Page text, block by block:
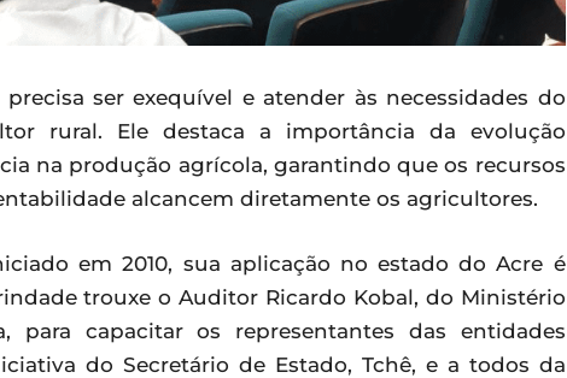
ser exequível e atender às necessidades do
rural. Ele destaca a importância da evolução
na produção agrícola, garantindo que os recursos
alcancem diretamente os agricultores.
em 2010, sua aplicação no estado do Acre é
trouxe o Auditor Ricardo Kobal, do Ministério
para capacitar os representantes das entidades
do Secretário de Estado, Tchê, e a todos da